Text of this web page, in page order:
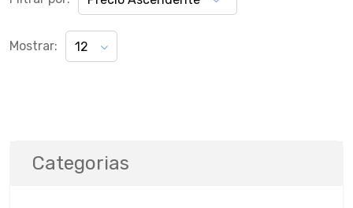
Mostrar: 12
Categorias